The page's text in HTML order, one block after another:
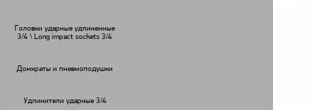
Головки ударные удлиненные
3/4 \ Long impact sockets 3/4
Домкраты и пневмоподушки
Удлинители ударные 3/4